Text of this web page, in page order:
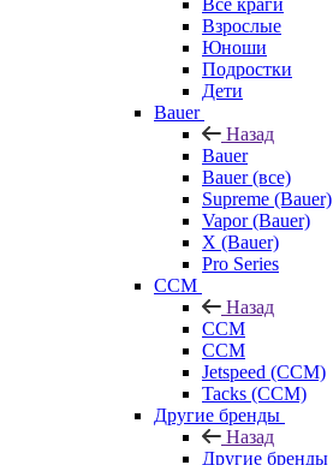
Все краги
Взрослые
Юноши
Подростки
Дети
Bauer
Назад
Bauer
Bauer (все)
Supreme (Bauer)
Vapor (Bauer)
X (Bauer)
Pro Series
CCM
Назад
CCM
CCM
Jetspeed (CCM)
Tacks (CCM)
Другие бренды
Назад
Другие бренды